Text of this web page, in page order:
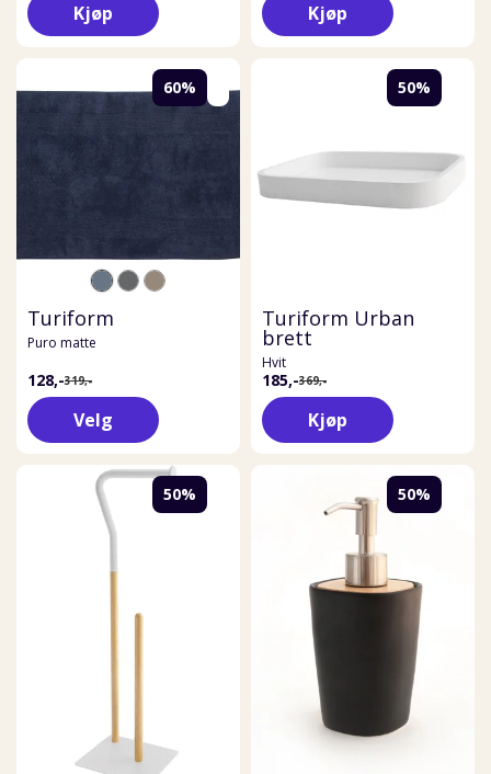
Kjøp Kjøp
60%
Turiform
Puro matte
128,-319,-
Velg
50%
Turiform Urban
brett
Hvit
185,-369,-
Kjøp
50% 50%